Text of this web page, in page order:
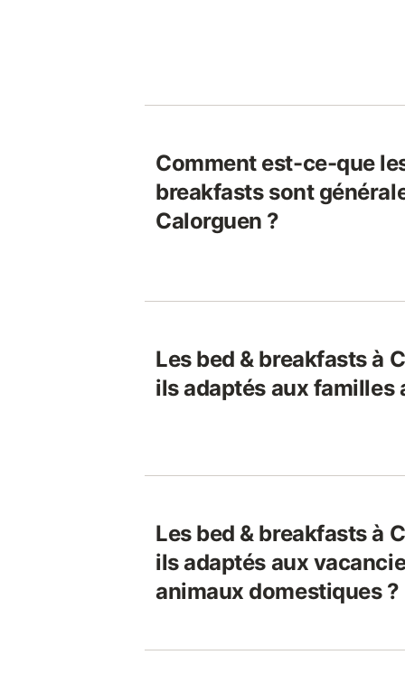
Comment est-ce-que
breakfasts sont
Calorguen ?
Les bed & breakfasts à
ils adaptés aux familles
Les bed & breakfasts à
ils adaptés aux
animaux domestiques ?